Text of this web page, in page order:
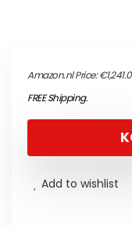
Amazon.nl Price:€
FREE Shipping.
Add to wishlist